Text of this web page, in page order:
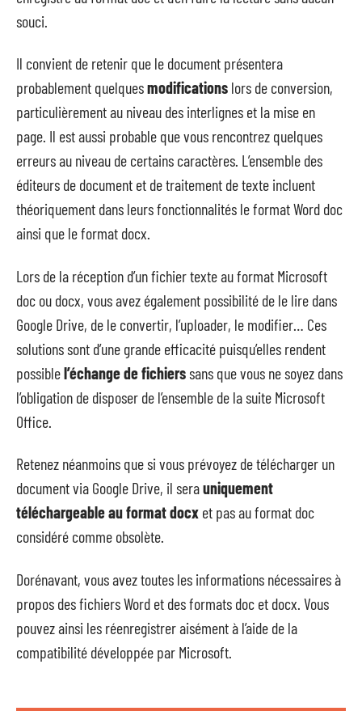
souci.
Il convient de retenir que le document présentera
probablement quelquesmodifications lors de conversion,
particulièrement au niveau des interlignes et la mise en
page. Il est aussi probable que vous rencontrez quelques
erreurs au niveau de certains caractères. L’ensemble des
éditeurs de document et de traitement de texte incluent
théoriquement dans leurs fonctionnalités le format Word doc
ainsi que le format docx.
Lors de la réception d’un fichier texte au format Microsoft
doc ou docx, vous avez également possibilité de le lire dans
Google Drive, de le convertir, l’uploader, le modifier… Ces
solutions sont d’une grande efficacité puisqu’elles rendent
possiblel’échange de fichierssans que vous ne soyez dans
l’obligation de disposer de l’ensemble de la suite Microsoft
Office.
Retenez néanmoins que si vous prévoyez de télécharger un
document via Google Drive, il serauniquement
téléchargeable au format docx et pas au format doc
considéré comme obsolète.
Dorénavant, vous avez toutes les informations nécessaires à
propos des fichiers Word et des formats doc et docx. Vous
pouvez ainsi les réenregistrer aisément à l’aide de la
compatibilité développée par Microsoft.